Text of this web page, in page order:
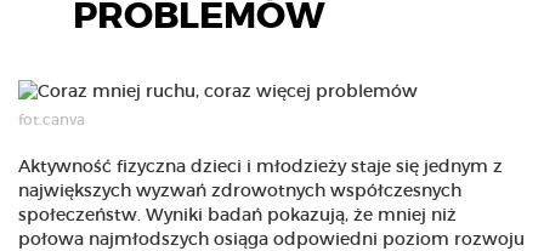
PROBLEMÓW
fot.canva
Aktywność fizyczna dzieci i młodzieży staje się jednym z
największych wyzwań zdrowotnych współczesnych
społeczeństw. Wyniki badań pokazują, że mniej niż
połowa najmłodszych osiąga odpowiedni poziom rozwoju